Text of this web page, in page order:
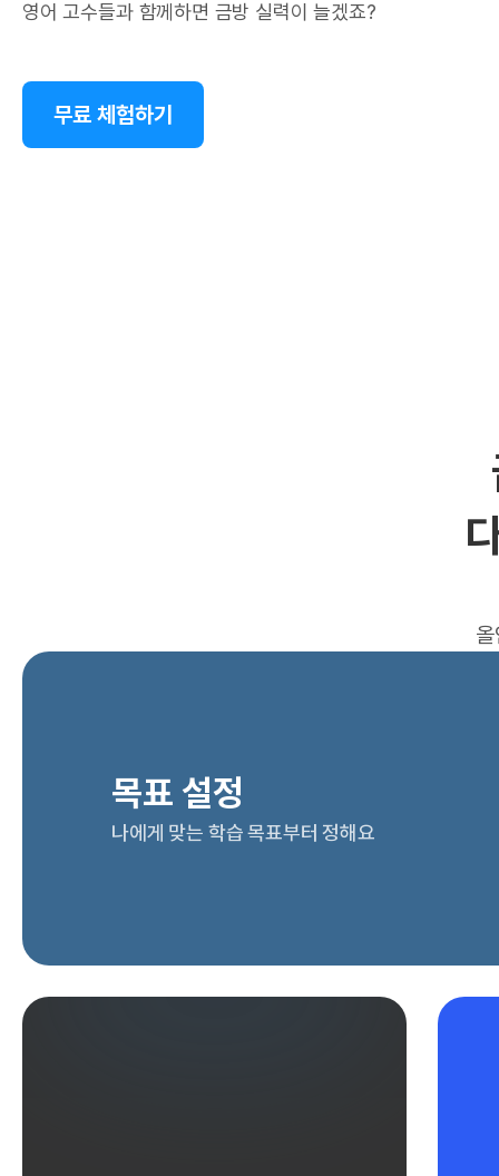
영어 고수들과 함께하면 금방 실력이 늘겠죠?
무료 체험하기
목표 설정
나에게 맞는 학습 목표부터 정해요